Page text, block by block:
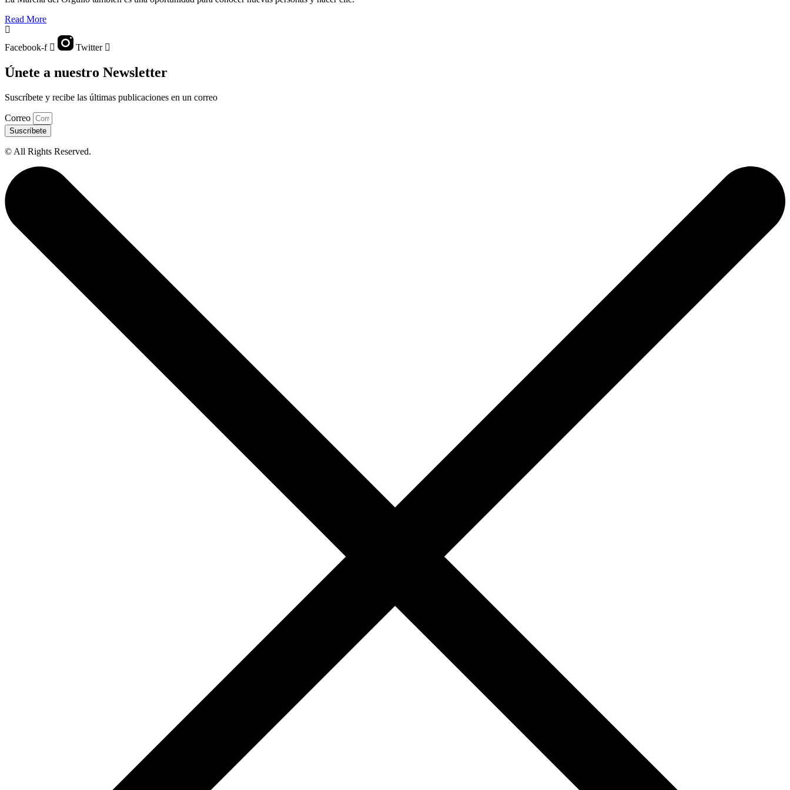
Read More
Facebook-f Twitter
Únete a nuestro Newsletter
Suscríbete y recibe las últimas publicaciones en un correo
Correo
Suscríbete
© All Rights Reserved.